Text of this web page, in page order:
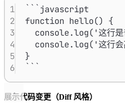
1
```javascript
2
function hello() {
3
console.log('这行
4
console.log('这行
5
}
6
```
展示代码变更（Diff 风格）